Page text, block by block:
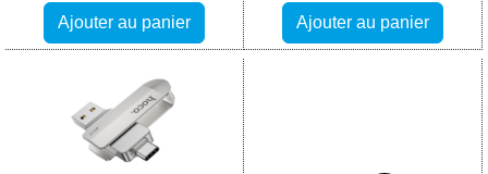
Ajouter au panier Ajouter au panier